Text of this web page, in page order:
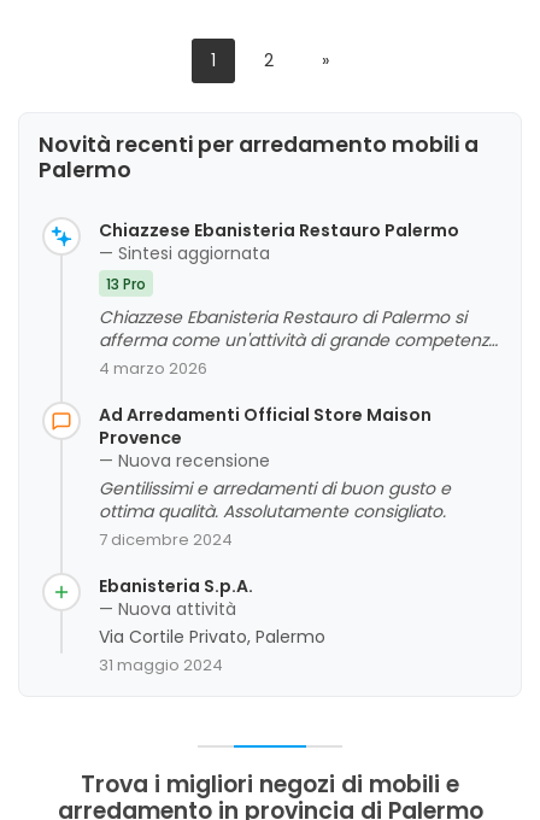
1 2 »
Novità recenti per arredamento mobili a
Palermo
Chiazzese Ebanisteria Restauro Palermo
— Sintesi aggiornata
13 Pro
Chiazzese Ebanisteria Restauro di Palermo si
afferma come un'attività di grande competenza
e passione nel settore dell'arredamento e del
l'eccellenza artigianale, la cura nei dettagli e la
capacità di trasformare e valorizzare i pezzi
d'epoca. La professionalità, la disponibilità e la
creatività dello staff sono aspetti molto
apprezzati, contribuendo a un giudizio
complessivo positivo. Si nota anche un forte
legame con la tradizione artigianale, evoluta nel
4 marzo 2026
Ad Arredamenti Official Store Maison
Provence
— Nuova recensione
Gentilissimi e arredamenti di buon gusto e
ottima qualità. Assolutamente consigliato.
7 dicembre 2024
Ebanisteria S.p.A.
— Nuova attività
Via Cortile Privato, Palermo
31 maggio 2024
Trova i migliori negozi di mobili e
arredamento in provincia di Palermo